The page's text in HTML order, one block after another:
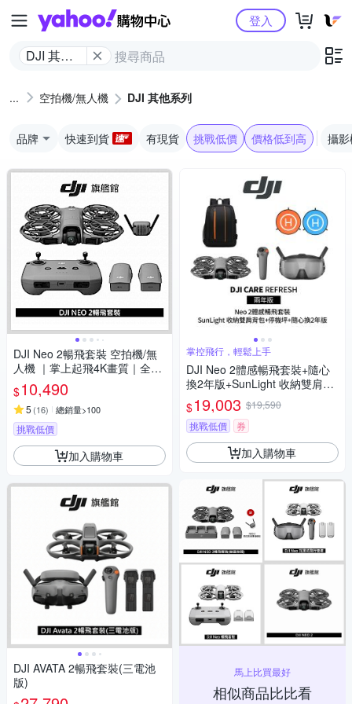
Yahoo購物中心
DJI 其他
登入
空拍機/無人機 DJI 其他系列
品牌 快速到貨 有現貨 挑戰低價 價格低到高 攝
DJI Neo 2暢飛套裝 空拍機/無
人機 ｜掌上起飛4K畫質｜全向
避障最安心
$10,490
5 (16) 總銷量>100
挑戰低價
加入購物車
DJI AVATA 2暢飛套裝(三電池
版)
掌控飛行，輕鬆上手
DJI Neo 2體感暢飛套裝+隨心
換2年版+SunLight 收納雙肩背
包+SunLight PK-075 停機坪
(聯強公司貨)
$19,003 $19,590
挑戰低價
券
加入購物車
馬上比買最好
相似商品比比看